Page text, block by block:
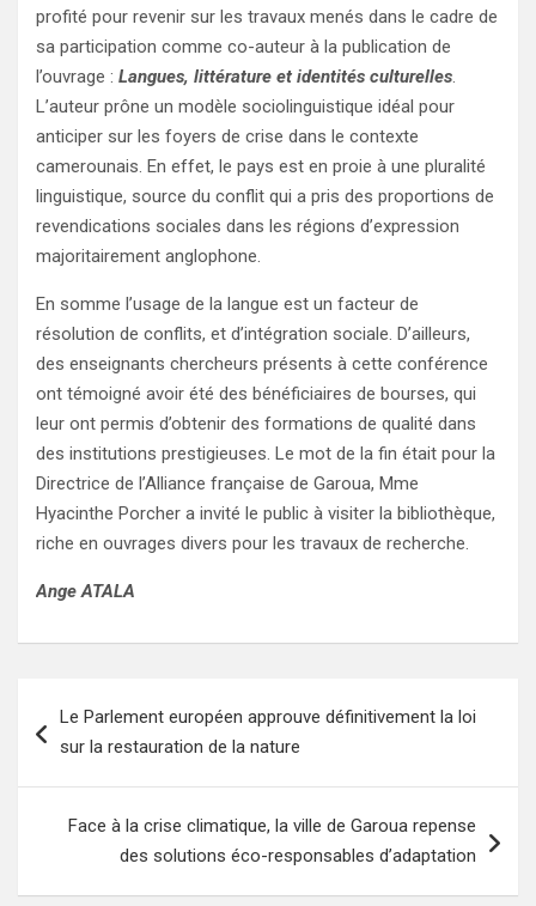
profité pour revenir sur les travaux menés dans le cadre de
sa participation comme co-auteur à la publication de
l’ouvrage : Langues, littérature et identités culturelles.
L’auteur prône un modèle sociolinguistique idéal pour
anticiper sur les foyers de crise dans le contexte
camerounais. En effet, le pays est en proie à une pluralité
linguistique, source du conflit qui a pris des proportions de
revendications sociales dans les régions d’expression
majoritairement anglophone.
En somme l’usage de la langue est un facteur de
résolution de conflits, et d’intégration sociale. D’ailleurs,
des enseignants chercheurs présents à cette conférence
ont témoigné avoir été des bénéficiaires de bourses, qui
leur ont permis d’obtenir des formations de qualité dans
des institutions prestigieuses. Le mot de la fin était pour la
Directrice de l’Alliance française de Garoua, Mme
Hyacinthe Porcher a invité le public à visiter la bibliothèque,
riche en ouvrages divers pour les travaux de recherche.
Ange ATALA
de
Le Parlement européen approuve définitivement la loi
sur la restauration de la nature
Face à la crise climatique, la ville de Garoua repense
des solutions éco-responsables d’adaptation